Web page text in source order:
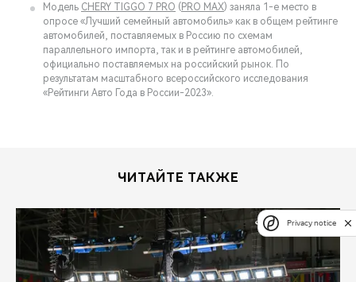
Модель CHERY TIGGO 7 PRO ( PRO MAX) заняла 1-е место в
опросе «Лучший семейный автомобиль» как в общем рейтинге
автомобилей, поставляемых в Россию по схемам
параллельного импорта, так и в рейтинге автомобилей,
официально поставляемых на российский рынок. По
результатам масштабного всероссийского исследования
«Рейтинги Авто Года в России-2023».
ЧИТАЙТЕ ТАКЖЕ
Privacy notice